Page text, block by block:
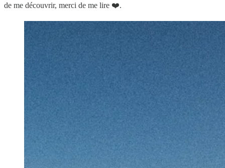
de me découvrir, merci de me lire ❤️.